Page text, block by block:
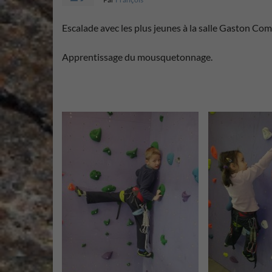
Escalade avec les plus jeunes à la salle Gaston
Apprentissage du mousquetonnage.